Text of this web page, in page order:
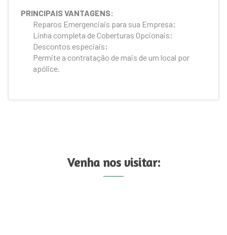
PRINCIPAIS VANTAGENS:
Reparos Emergenciais para sua Empresa;
Linha completa de Coberturas Opcionais;
Descontos especiais;
Permite a contratação de mais de um local por
apólice.
Venha nos visitar: